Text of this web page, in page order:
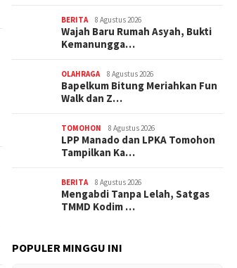
BERITA 8 Agustus 2026
Wajah Baru Rumah Asyah, Bukti
Kemanungga…
OLAHRAGA 8 Agustus 2026
Bapelkum Bitung Meriahkan Fun
Walk dan Z…
TOMOHON 8 Agustus 2026
LPP Manado dan LPKA Tomohon
Tampilkan Ka…
BERITA 8 Agustus 2026
Mengabdi Tanpa Lelah, Satgas
TMMD Kodim …
POPULER MINGGU INI